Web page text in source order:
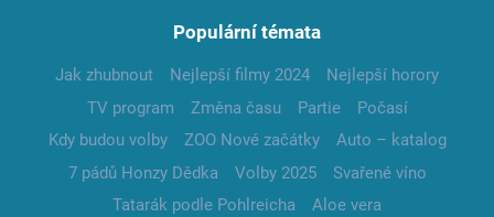
Populární témata
Jak zhubnout Nejlepší filmy 2024
Nejlepší horory
TV program
Změna času Partie
Počasí
Kdy budou volby
ZOO Nové začátky
Auto – katalog
7 pádů Honzy Dědka
Volby 2025
Svařené víno
Tatarák podle Pohlreicha
Aloe vera